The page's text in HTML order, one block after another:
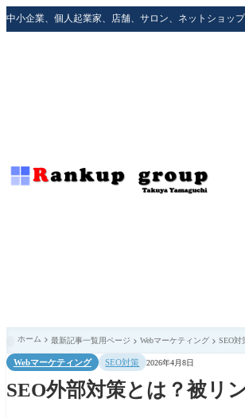
中小企業、個人起業家、店舗、サロン、ネットショッ
ホーム 最新記事一覧用ページ Webマーケティング SEO対
Webマーケティング SEO対策 2026年4月8日
SEO外部対策とは？被リ